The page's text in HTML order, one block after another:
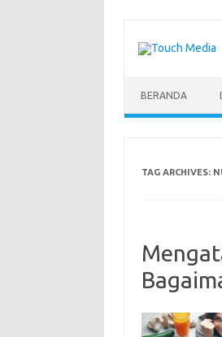
content
BERANDA
TAG ARCHIVES: